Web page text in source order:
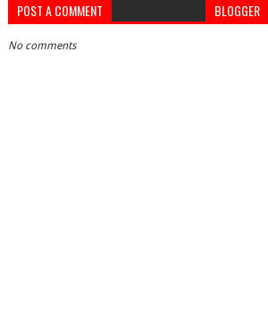
POST A COMMENT BLOGGER
No comments